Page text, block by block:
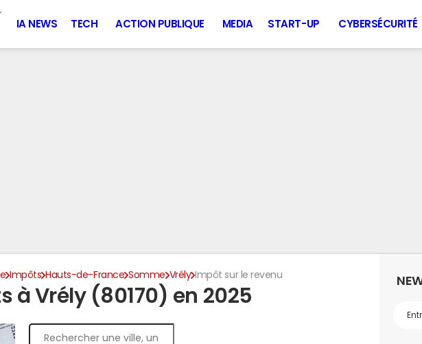
IA NEWS TECH ACTION PUBLIQUE MEDIA START-UP CYBERSÉCURITÉ
Impôts Hauts-de-France Somme Vrély Impôt sur le revenu
à Vrély (80170) en 2025